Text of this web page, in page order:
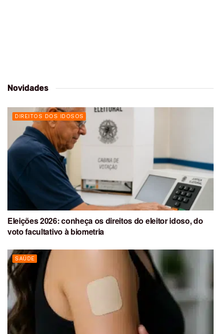
Novidades
DIREITOS DOS IDOSOS
Eleições 2026: conheça os direitos do eleitor idoso, do
voto facultativo à biometria
SAÚDE